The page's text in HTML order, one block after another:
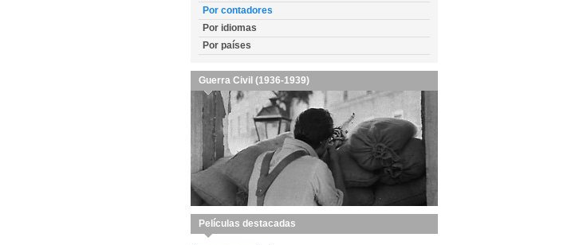
Por contadores
Por idiomas
Por países
Guerra Civil (1936-1939)
Películas destacadas